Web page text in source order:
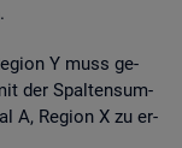
Y muss ge­
der Spal­ten­sum­
A, Re­gi­on X zu er­